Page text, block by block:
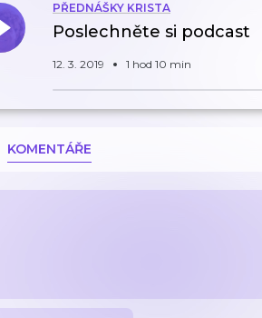
PŘEDNÁŠKY KRISTA
Poslechněte si podcast
12. 3. 2019 1 hod 10 min
KOMENTÁŘE